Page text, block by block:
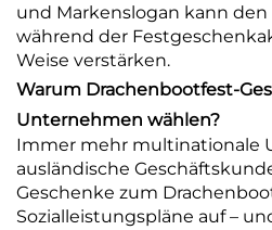
und Markenslogan kann
während der
Weise verstärken.
Warum Drachenbootfest-
Unternehmen wählen?
Immer mehr multinationale
ausländische
Geschenke zum
Sozialleistungspläne auf –